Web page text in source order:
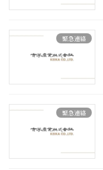
緊急連絡
緊急連絡